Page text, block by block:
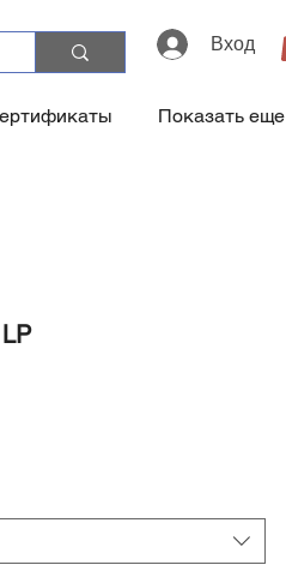
Вход
Показать еще